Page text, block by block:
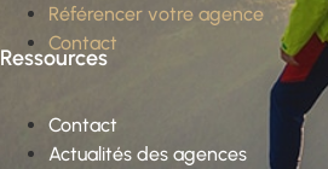
Référencer votre agence
Contact
Ressources
Contact
Actualités des agences